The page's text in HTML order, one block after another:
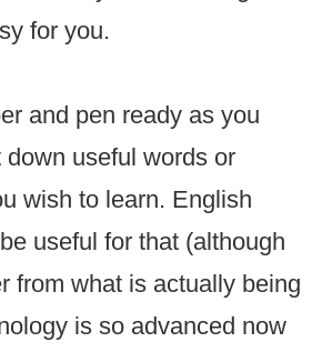
for you.
and pen ready as you
useful words or
wish to learn. English
useful for that (although
from what is actually being
is so advanced now